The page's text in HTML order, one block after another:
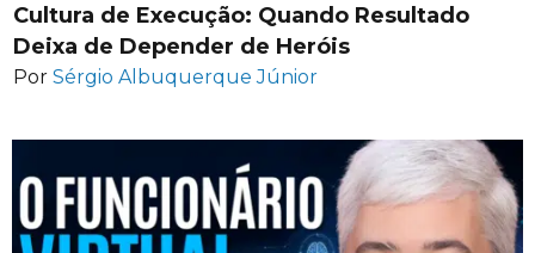
Cultura de Execução: Quando Resultado
Deixa de Depender de Heróis
Por Sérgio Albuquerque Júnior